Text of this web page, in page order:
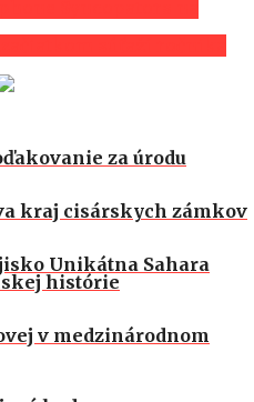
za úrodu
kraj cisárskych zámkov
Unikátna Sahara
histórie
v medzinárodnom